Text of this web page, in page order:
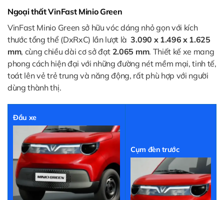
Ngoại thất VinFast Minio Green
VinFast Minio Green sở hữu vóc dáng nhỏ gọn với kích
thước tổng thể (DxRxC) lần lượt là 3.090 x 1.496 x 1.625
mm, cùng chiều dài cơ sở đạt 2.065 mm. Thiết kế xe mang
phong cách hiện đại với những đường nét mềm mại, tinh tế,
toát lên vẻ trẻ trung và năng động, rất phù hợp với người
dùng thành thị.
Đầu xe
Cụm đèn trước